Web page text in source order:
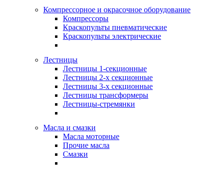
Компрессорное и окрасочное оборудование
Компрессоры
Краскопульты пневматические
Краскопульты электрические
Лестницы
Лестницы 1-секционные
Лестницы 2-х секционные
Лестницы 3-х секционные
Лестницы трансформеры
Лестницы-стремянки
Масла и смазки
Масла моторные
Прочие масла
Смазки